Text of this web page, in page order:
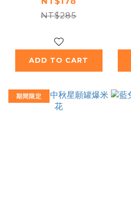
NT$285
ADD TO CART
期間限定